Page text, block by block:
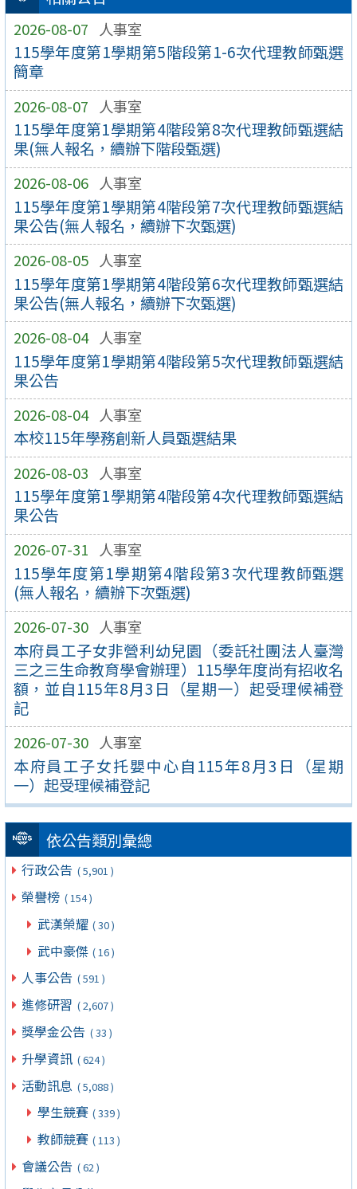
2026-08-07 人事室
115學年度第1學期第5階段第1-6次代理教師甄選
簡章
2026-08-07 人事室
115學年度第1學期第4階段第8次代理教師甄選結
果(無人報名，續辦下階段甄選)
2026-08-06 人事室
115學年度第1學期第4階段第7次代理教師甄選結
果公告(無人報名，續辦下次甄選)
2026-08-05 人事室
115學年度第1學期第4階段第6次代理教師甄選結
果公告(無人報名，續辦下次甄選)
2026-08-04 人事室
115學年度第1學期第4階段第5次代理教師甄選結
果公告
2026-08-04 人事室
本校115年學務創新人員甄選結果
2026-08-03 人事室
115學年度第1學期第4階段第4次代理教師甄選結
果公告
2026-07-31 人事室
115學年度第1學期第4階段第3次代理教師甄選
(無人報名，續辦下次甄選)
2026-07-30 人事室
本府員工子女非營利幼兒園（委託社團法人臺灣
三之三生命教育學會辦理）115學年度尚有招收名
額，並自115年8月3日（星期一）起受理候補登
記
2026-07-30 人事室
本府員工子女托嬰中心自115年8月3日（星期
一）起受理候補登記
依公告類別彙總
行政公告 ( 5,901 )
榮譽榜 ( 154 )
武漢榮耀 ( 30 )
武中豪傑 ( 16 )
人事公告 ( 591 )
進修研習 ( 2,607 )
獎學金公告 ( 33 )
升學資訊 ( 624 )
活動訊息 ( 5,088 )
學生競賽 ( 339 )
教師競賽 ( 113 )
會議公告 ( 62 )